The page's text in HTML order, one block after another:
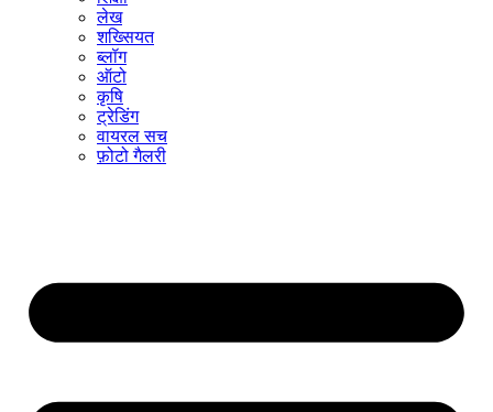
लेख
शख्सियत
ब्लॉग
ऑटो
कृषि
ट्रेडिंग
वायरल सच
फ़ोटो गैलरी